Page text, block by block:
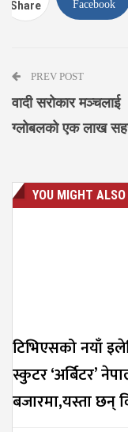
Share Facebook
PREV POST
वादी सरोकार मञ्चलाई
ग्लोबलको एक लाख
YOU MIGHT
टिभिएसको नयाँ
स्कुटर ‘अर्बिटर’
बजारमा,यस्ता छन्